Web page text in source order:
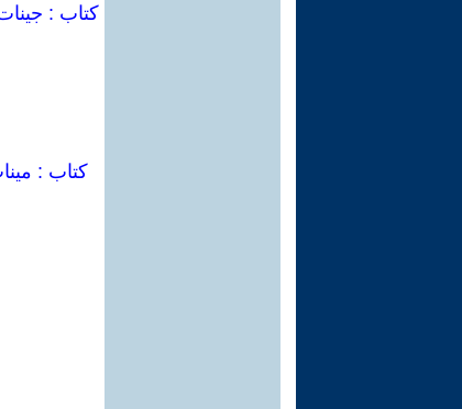
كتاب :
كتاب :